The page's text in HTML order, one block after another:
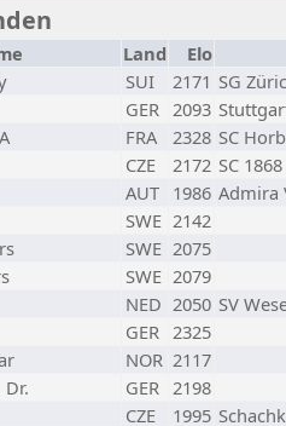
Land
Elo
SUI 2171 SG
GER 2093
FRA 2328 SC
CZE 2172 SC
AUT 1986 Admira
SWE 2142
SWE 2075
SWE 2079
NED 2050 SV
GER 2325
NOR 2117
Dr. GER 2198
CZE 1995